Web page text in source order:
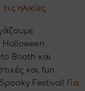
ηλικίες
Halloween
Booth και
και fun
Festival! Για